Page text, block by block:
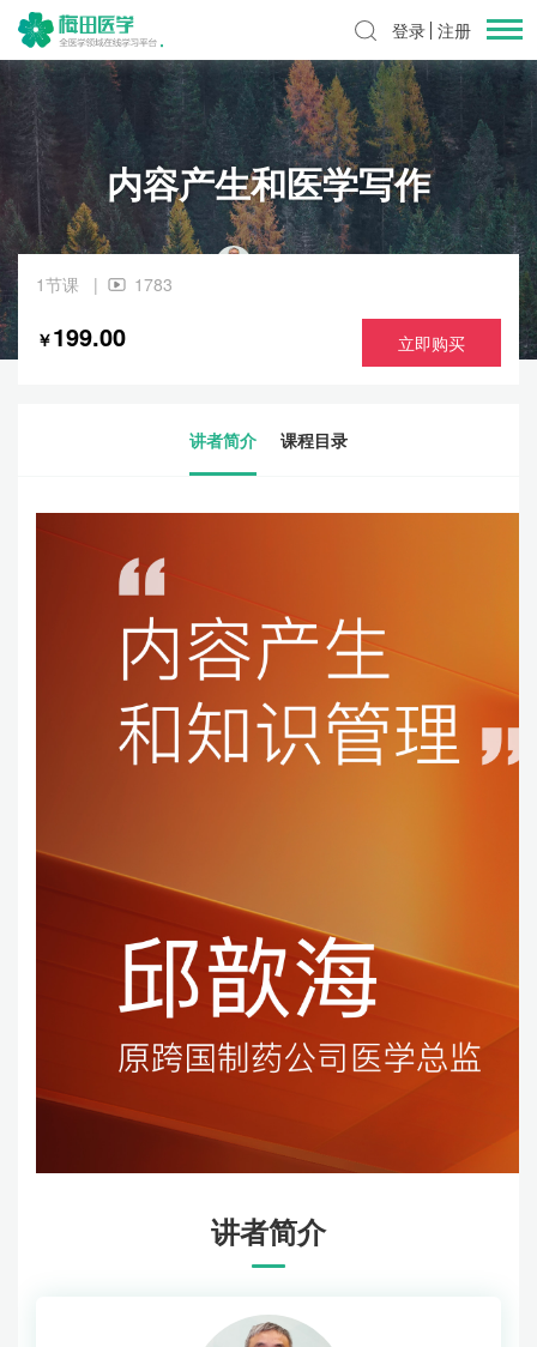
登录 注册
内容产生和医学写作
邱歆海
1节课 | 1783
￥199.00 立即购买
讲者简介 课程目录
讲者简介